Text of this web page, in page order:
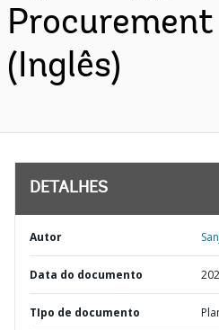
(Inglês)
DETALHES
Autor
Data do documento
TIpo de documento